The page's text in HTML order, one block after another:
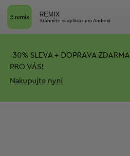
REMIX
Stáhněte si aplikaci pro Android
-30% SLEVA + DOPRAVA ZDARMA
PRO VÁS!
Nakupujte nyní